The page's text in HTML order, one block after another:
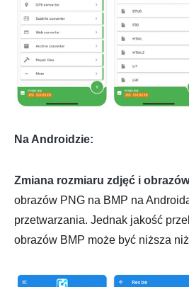
Na Androidzie:
Zmiana rozmiaru zdjęć i
obrazów PNG na BMP na
przetwarzania. Jednak jakość
obrazów BMP może być niższa